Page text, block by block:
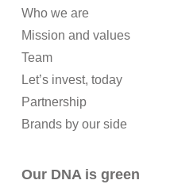
Who we are
Mission and values
Team
Let’s invest, today
Partnership
Brands by our side
Our DNA is green